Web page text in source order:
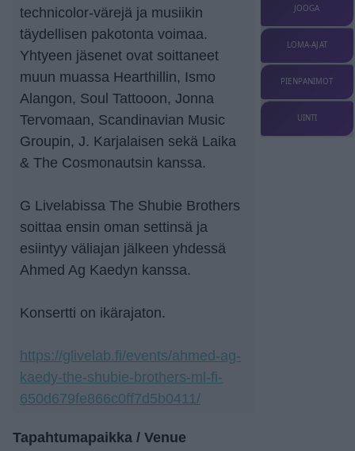
technicolor-värejä ja musiikin
täydellisen pakotonta voimaa.
Yhtyeen jäsenet ovat soittaneet
muun muassa Hearthillin, Ismo
Alangon, Soul Tattooon, Jonna
Tervomaan, Scandinavian Music
Groupin, J. Karjalaisen sekä Laika
& The Cosmonautsin kanssa.
G Livelabissa The Shubie Brothers
soittaa ensin oman settinsä ja
esiintyy väliajan jälkeen yhdessä
Ahmed Ag Kaedyn kanssa.
Konsertti on ikärajaton.
https://glivelab.fi/events/ahmed-ag-
kaedy-the-shubie-brothers-ml-fi-
650d679fe866c0ff7d5b0411/
Tapahtumapaikka / Venue
JOOGA
LOMA-AJAT
PIENPANIMOT
UINTI